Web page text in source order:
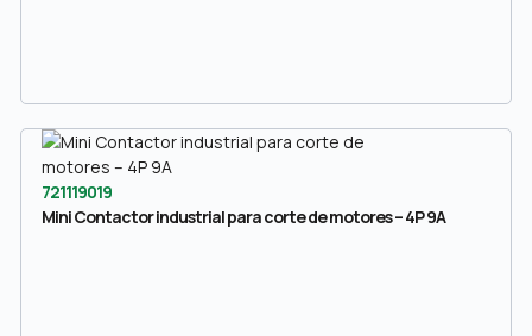
721119019
Mini Contactor industrial para corte de motores – 4P 9A